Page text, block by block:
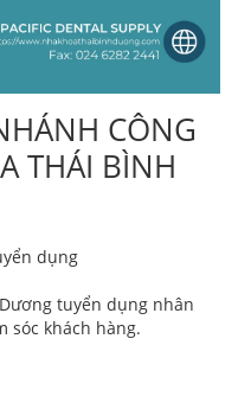
CÔNG
THÁI BÌNH
dụng
tuyển dụng nhân
sóc khách hàng.